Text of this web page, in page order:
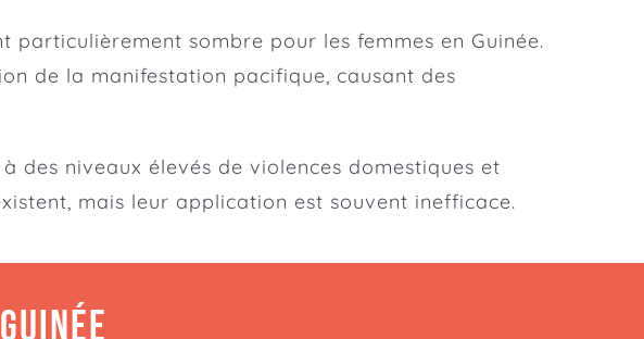
sombre pour les femmes en Guinée.
de la manifestation pacifique, causant des
des niveaux élevés de violences domestiques et
mais leur application est souvent inefficace.